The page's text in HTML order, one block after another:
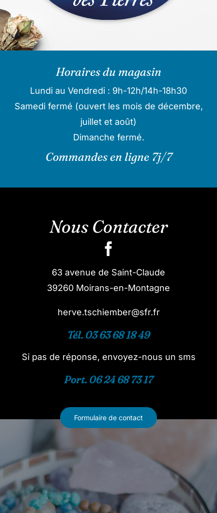
Horaires du magasin
Lundi au Vendredi : 9h-12h/14h-18h30
Samedi fermé (ouvert les mois de décembre,
juillet et août)
Dimanche fermé.
Commandes en ligne 7j/7
Nous Contacter
63 avenue de Saint-Claude
39260 Moirans-en-Montagne
herve.tschiember@sfr.fr
Tél. 03 63 68 18 49
Si pas de réponse, envoyez-nous un sms
Port. 06 24 68 73 17
Formulaire de contact